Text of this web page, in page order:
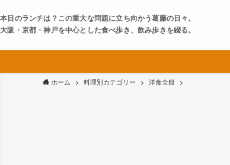
本日のランチは？この重大な問題に立ち向かう葛藤の日々。
大阪・京都・神戸を中心とした食べ歩き、飲み歩きを綴る。
ホーム 料理別カテゴリー 洋食全般